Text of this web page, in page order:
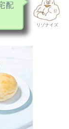
リゾナイズ
配